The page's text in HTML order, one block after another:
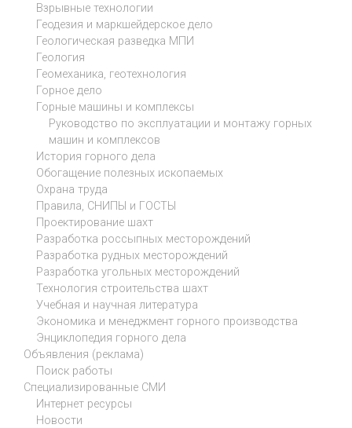
Взрывные технологии
Геодезия и маркшейдерское дело
Геологическая разведка МПИ
Геология
Геомеханика, геотехнология
Горное дело
Горные машины и комплексы
Руководство по эксплуатации и монтажу горных
машин и комплексов
История горного дела
Обогащение полезных ископаемых
Охрана труда
Правила, СНИПЫ и ГОСТЫ
Проектирование шахт
Разработка россыпных месторождений
Разработка рудных месторождений
Разработка угольных месторождений
Технология строительства шахт
Учебная и научная литература
Экономика и менеджмент горного производства
Энциклопедия горного дела
Объявления (реклама)
Поиск работы
Специализированные СМИ
Интернет ресурсы
Новости